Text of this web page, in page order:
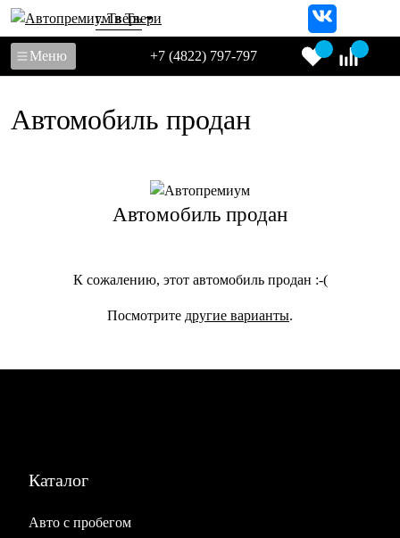
г. Тверь
Меню +7 (4822) 797-797
Автомобиль продан
Автомобиль продан
К сожалению, этот автомобиль продан :-(
Посмотрите другие варианты.
Каталог
Авто с пробегом